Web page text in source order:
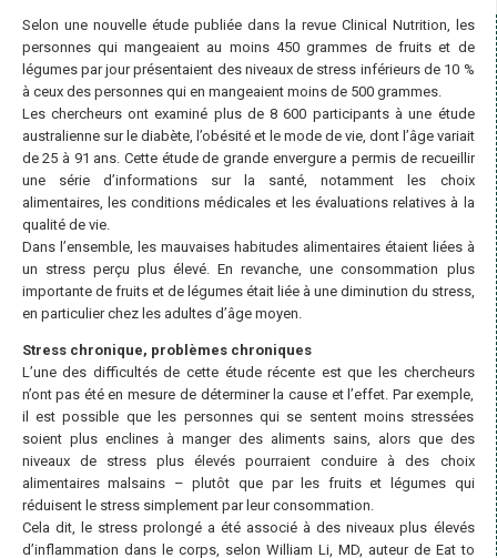
Selon une nouvelle étude publiée dans la revue Clinical Nutrition, les
personnes qui mangeaient au moins 450 grammes de fruits et de
légumes par jour présentaient des niveaux de stress inférieurs de 10 %
à ceux des personnes qui en mangeaient moins de 500 grammes.
Les chercheurs ont examiné plus de 8 600 participants à une étude
australienne sur le diabète, l’obésité et le mode de vie, dont l’âge variait
de 25 à 91 ans. Cette étude de grande envergure a permis de recueillir
une série d’informations sur la santé, notamment les choix
alimentaires, les conditions médicales et les évaluations relatives à la
qualité de vie.
Dans l’ensemble, les mauvaises habitudes alimentaires étaient liées à
un stress perçu plus élevé. En revanche, une consommation plus
importante de fruits et de légumes était liée à une diminution du stress,
en particulier chez les adultes d’âge moyen.
Stress chronique, problèmes chroniques
L’une des difficultés de cette étude récente est que les chercheurs
n’ont pas été en mesure de déterminer la cause et l’effet. Par exemple,
il est possible que les personnes qui se sentent moins stressées
soient plus enclines à manger des aliments sains, alors que des
niveaux de stress plus élevés pourraient conduire à des choix
alimentaires malsains – plutôt que par les fruits et légumes qui
réduisent le stress simplement par leur consommation.
Cela dit, le stress prolongé a été associé à des niveaux plus élevés
d’inflammation dans le corps, selon William Li, MD, auteur de Eat to